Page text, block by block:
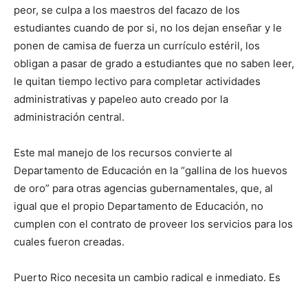
peor, se culpa a los maestros del facazo de los
estudiantes cuando de por si, no los dejan enseñar y le
ponen de camisa de fuerza un currículo estéril, los
obligan a pasar de grado a estudiantes que no saben leer,
le quitan tiempo lectivo para completar actividades
administrativas y papeleo auto creado por la
administración central.
Este mal manejo de los recursos convierte al
Departamento de Educación en la “gallina de los huevos
de oro” para otras agencias gubernamentales, que, al
igual que el propio Departamento de Educación, no
cumplen con el contrato de proveer los servicios para los
cuales fueron creadas.
Puerto Rico necesita un cambio radical e inmediato. Es